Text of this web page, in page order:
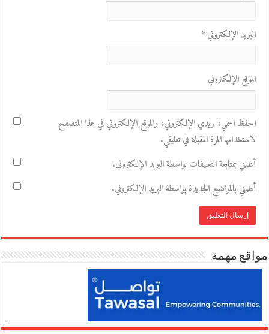
البريد الإلكتروني*
الموقع الإلكتروني
احفظ اسمي، بريدي الإلكتروني، والموقع الإلكتروني في هذا المتصفح
لاستخدامها المرة المقبلة في تعليقي.
أعلمني بمتابعة التعليقات بواسطة البريد الإلكتروني.
أعلمني بالمواضيع الجديدة بواسطة البريد الإلكتروني.
مواقع مهمة